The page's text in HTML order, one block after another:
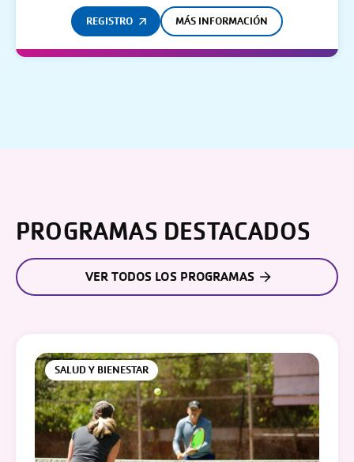
REGISTRO MÁS INFORMACIÓN
PROGRAMAS DESTACADOS
VER TODOS LOS PROGRAMAS
SALUD Y BIENESTAR